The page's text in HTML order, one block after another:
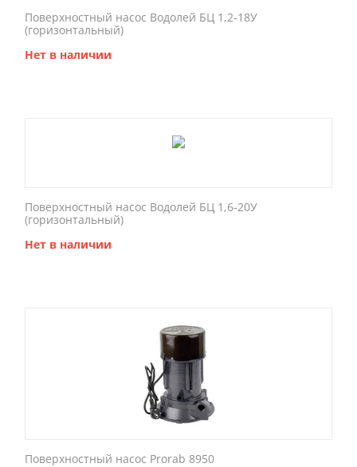
Поверхностный насос Водолей БЦ 1,2-18У
(горизонтальный)
Нет в наличии
Поверхностный насос Водолей БЦ 1,6-20У
(горизонтальный)
Нет в наличии
Поверхностный насос Prorab 8950